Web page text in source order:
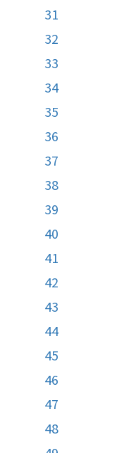
31
32
33
34
35
36
37
38
39
40
41
42
43
44
45
46
47
48